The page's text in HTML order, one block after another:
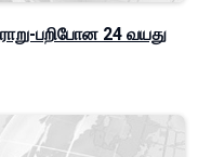
பறிபோன 24 வயது